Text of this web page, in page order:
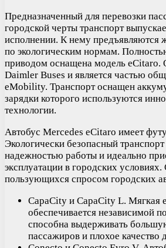
Предназначенный для перевозки
городской черты транспорт
исполнении. К нему предъявляются
по экологическим нормам.
приводом оснащена модель eCitaro.
Daimler Buses и является частью
eMobility. Транспорт оснащен
зарядки которого используются
технологии.
Автобус Mercedes eCitaro имеет
Экологически безопасный транспорт
надежностью работы и идеально
эксплуатации в городских
пользующихся спросом городских
CapaCity и CapaCity L. Мягкая
обеспечивается независимой
способна выдерживать
пассажиров и плохое качество